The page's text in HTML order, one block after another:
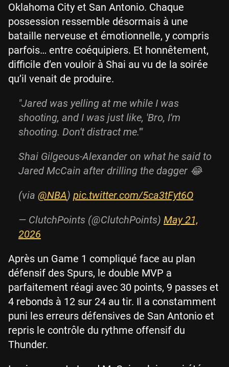
Oklahoma City et San Antonio. Chaque
possession ressemble désormais à une
bataille nerveuse et émotionnelle, y compris
parfois… entre coéquipiers. Et honnêtement,
difficile d’en vouloir à Shai au vu de la soirée
qu’il venait de produire.
"Jared was yelling at me while I was
shooting, and I was just like, 'Bro, I'm
shooting. Don't distract me.'"
Shai Gilgeous-Alexander on what he said to
Jared McCain after drilling the dagger 😂
(via @NBA) pic.twitter.com/5ca3tFyt6O
— ClutchPoints (@ClutchPoints) May 21,
2026
Après un Game 1 compliqué face au plan
défensif des Spurs, le double MVP a
parfaitement réagi avec 30 points, 9 passes et
4 rebonds à 12 sur 24 au tir. Il a constamment
puni les erreurs défensives de San Antonio et
repris le contrôle du rythme offensif du
Thunder.